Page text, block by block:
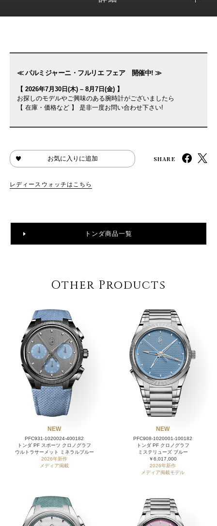
≪ パルミジャーニ・フルリエ フェア 開催中! ≫
【 2026年7月30日(木) – 8月7日(金) 】
お探しのモデルやご興味のある腕時計がございましたら
【 在庫・価格など 】 是非一度お問い合わせ下さい!
お気に入りに追加 SHARE
レディースウォッチはこちら
トンダ商品一覧
Other Products
NEW
PFC931-1020024-400182
トンダ PF スポーツ クロノグラフ
ウルトラサーメット ミネラルブルー
2026年新作
メディア掲載
NEW
PFC908-1020001-100182
トンダ PF クロノグラフ
ミステリューズ ブルー
￥6,017,000
2026年新作
メディア掲載モデル